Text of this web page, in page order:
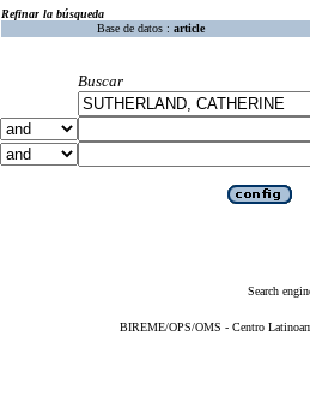
Refinar la búsqueda
Base de datos : article
Buscar
Search
BIREME/OPS/OMS - Centro